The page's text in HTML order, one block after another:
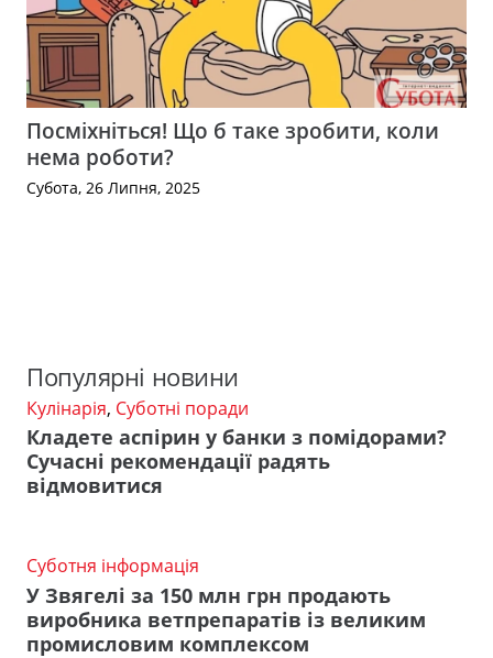
Посміхніться! Що б таке зробити, коли
нема роботи?
Субота, 26 Липня, 2025
Популярні новини
Кулінарія, Суботні поради
Кладете аспірин у банки з помідорами?
Сучасні рекомендації радять
відмовитися
Суботня інформація
У Звягелі за 150 млн грн продають
виробника ветпрепаратів із великим
промисловим комплексом